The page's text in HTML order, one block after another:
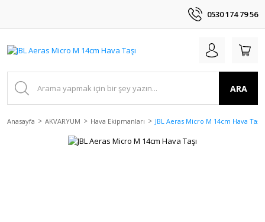
0530 174 79 56
ARA
Anasayfa AKVARYUM Hava Ekipmanları JBL Aeras Micro M 14cm Hava Taşı